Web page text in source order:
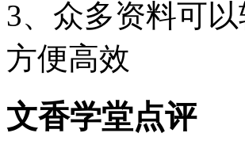
3、众多资料可
方便高效
文香学堂点评